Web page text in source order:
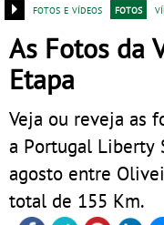
fotos e vídeos
fotos
As Fotos da
Etapa
Veja ou reveja as
a Portugal Liberty
agosto entre
total de 155 Km.